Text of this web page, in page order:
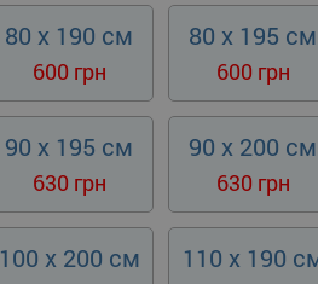
80 x 190 см
600 грн
80 x 195 см
600 грн
90 x 195 см
630 грн
90 x 200 см
630 грн
100 x 200 см 110 x 190